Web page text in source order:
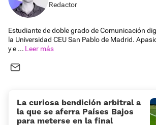
Redactor
Estudiante de doble grado de Comunicación
la Universidad CEU San Pablo de Madrid.
y e ...
La curiosa bendición arbitral a
la que se aferra Países Bajos
para meterse en la final